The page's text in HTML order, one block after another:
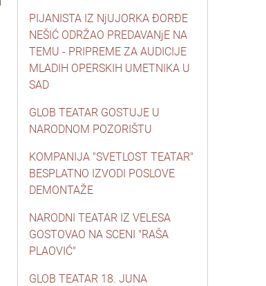
PIJANISTA IZ NjUJORKA ĐORĐE
NEŠIĆ ODRŽAO PREDAVANjE NA
TEMU - PRIPREME ZA AUDICIJE
MLADIH OPERSKIH UMETNIKA U
SAD
GLOB TEATAR GOSTUJE U
NARODNOM POZORIŠTU
KOMPANIJA "SVETLOST TEATAR"
BESPLATNO IZVODI POSLOVE
DEMONTAŽE
NARODNI TEATAR IZ VELESA
GOSTOVAO NA SCENI "RAŠA
PLAOVIĆ"
GLOB TEATAR 18. JUNA